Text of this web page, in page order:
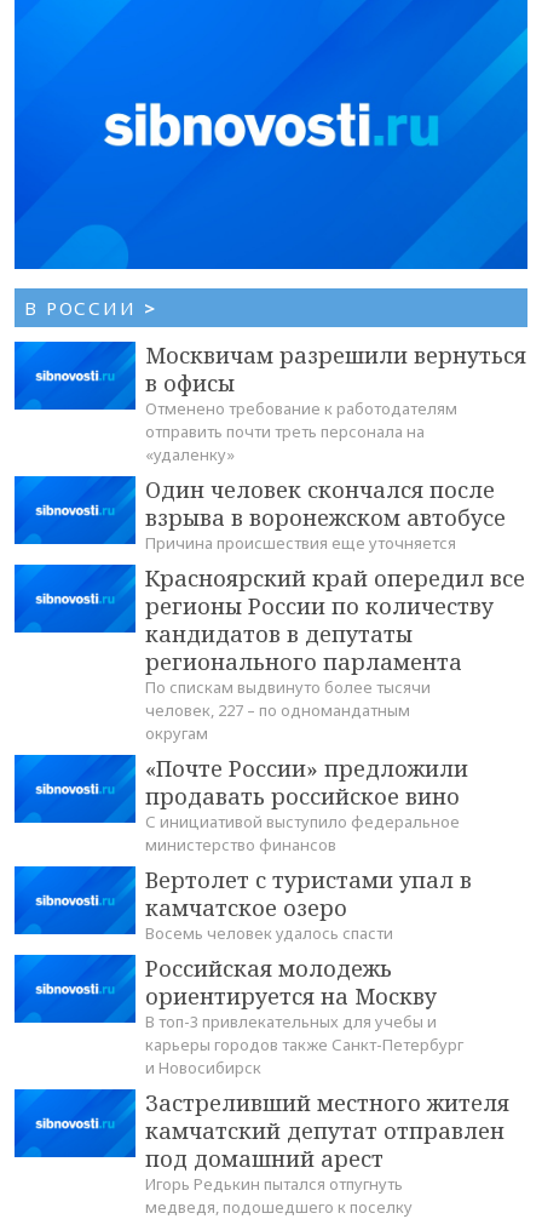
В РОССИИ >
Москвичам разрешили вернуться
в офисы
Отменено требование к работодателям
отправить почти треть персонала на
«удаленку»
Один человек скончался после
взрыва в воронежском автобусе
Причина происшествия еще уточняется
Красноярский край опередил все
регионы России по количеству
кандидатов в депутаты
регионального парламента
По спискам выдвинуто более тысячи
человек, 227 – по одномандатным
округам
«Почте России» предложили
продавать российское вино
С инициативой выступило федеральное
министерство финансов
Вертолет с туристами упал в
камчатское озеро
Восемь человек удалось спасти
Российская молодежь
ориентируется на Москву
В топ-3 привлекательных для учебы и
карьеры городов также Санкт-Петербург
и Новосибирск
Застреливший местного жителя
камчатский депутат отправлен
под домашний арест
Игорь Редькин пытался отпугнуть
медведя, подошедшего к поселку